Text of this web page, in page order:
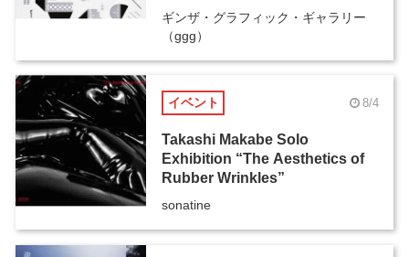
ギンザ・グラフィック・ギャラリー
（ggg）
イベント 8/4
Takashi Makabe Solo
Exhibition “The Aesthetics of
Rubber Wrinkles”
sonatine